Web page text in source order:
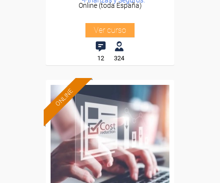
Online (toda España)
Ver curso
12 324
ONLINE